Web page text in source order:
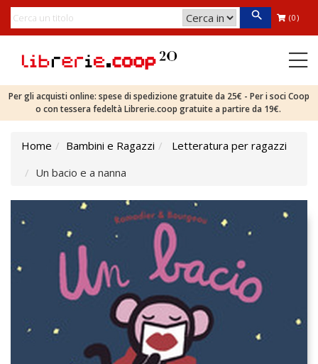
(0)
Per gli acquisti online: spese di spedizione gratuite da 25€ - Per i soci Coop
o con tessera fedeltà Librerie.coop gratuite a partire da 19€.
Home Bambini e Ragazzi
Letteratura per ragazzi
Un bacio e a nanna